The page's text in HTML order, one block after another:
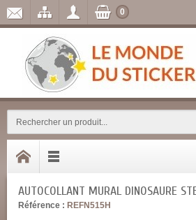
0
AUTOCOLLANT MURAL DINOSAURE
Référence : REFN515H